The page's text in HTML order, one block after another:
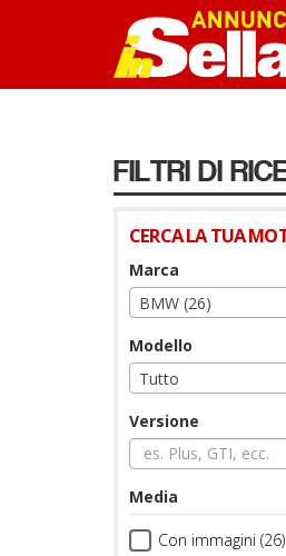
FILTRI DI
CERCA LA TUA
Marca
BMW (26)
Modello
Tutto
Versione
Media
Con immagini (26)